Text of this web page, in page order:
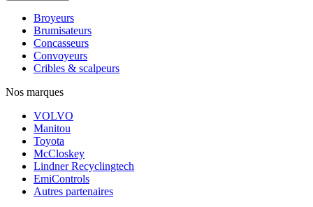
Broyeurs
Brumisateurs
Concasseurs
Convoyeurs
Cribles & scalpeurs
Nos marques
VOLVO
Manitou
Toyota
McCloskey
Lindner Recyclingtech
EmiControls
Autres partenaires